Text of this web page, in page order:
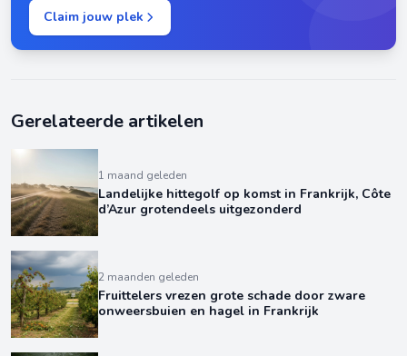
Claim jouw plek
Gerelateerde artikelen
1 maand geleden
Landelijke hittegolf op komst in Frankrijk, Côte
d’Azur grotendeels uitgezonderd
2 maanden geleden
Fruittelers vrezen grote schade door zware
onweersbuien en hagel in Frankrijk